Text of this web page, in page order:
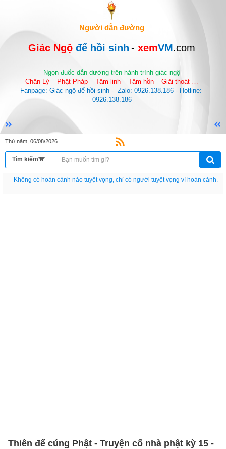
Người dẫn đường
Giác Ngộ để hồi sinh - xemVM.com
Ngọn đuốc dẫn dường trên hành trình giác ngộ
Chân Lý – Phật Pháp – Tâm linh – Tâm hồn – Giải thoát …
Fanpage: Giác ngộ để hồi sinh -  Zalo: 0926.138.186 - Hotline:
0926.138.186
Thứ năm, 06/08/2026
Nếu như không chịu học tập thì cho dù đi vạn dặm đường cũng chỉ là anh đưa
Thiên đế cúng Phật - Truyện cổ nhà phật kỳ 15 -